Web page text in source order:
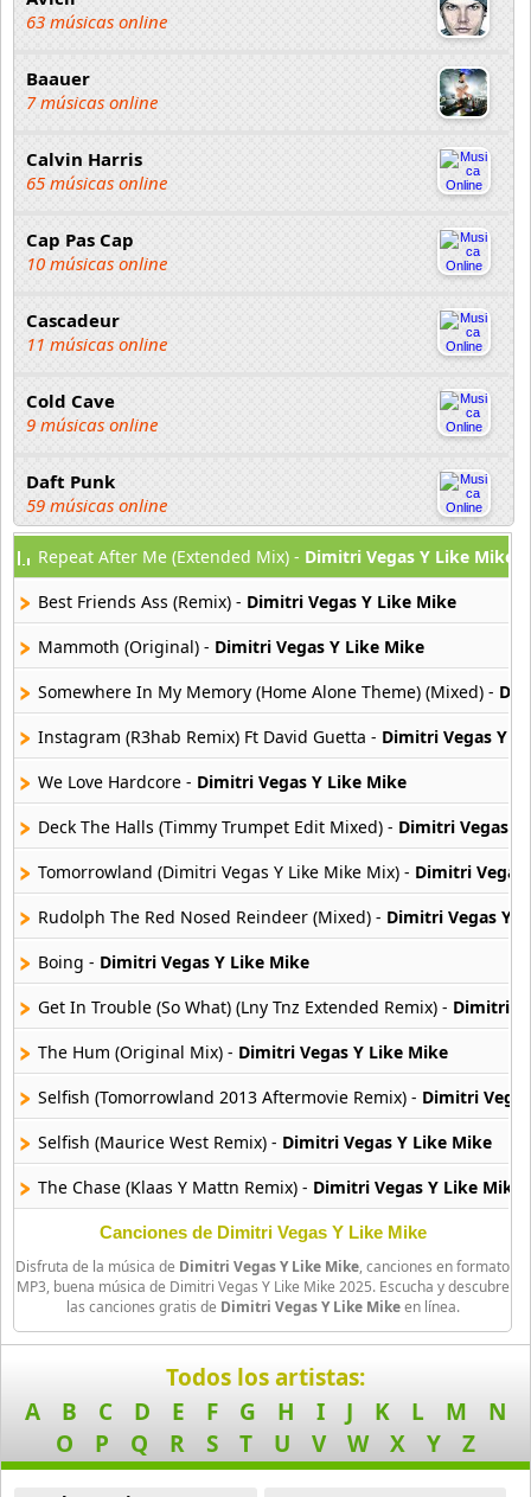
63 músicas online
Baauer
7 músicas online
Calvin Harris
65 músicas online
Cap Pas Cap
10 músicas online
Cascadeur
11 músicas online
Cold Cave
9 músicas online
Daft Punk
59 músicas online
David Guetta
162 músicas online
Deep Forest
69 músicas online
104 músicas online
DJ Snake
13 músicas online
DVBBS
18 músicas online
Front 242
19 músicas online
Galantis
20 músicas online
Gobble Gobble
6 músicas online
Kakkmaddafakka
9 músicas online
Kite Club
3 músicas online
Major Lazer
15 músicas online
Repeat After Me (Extended Mix) - Dimitri Vegas Y Like Mike
Best Friends Ass (Remix) - Dimitri Vegas Y Like Mike
Mammoth (Original) - Dimitri Vegas Y Like Mike
Somewhere In My Memory (Home Alone Theme) (Mixed) -
Instagram (R3hab Remix) Ft David Guetta - Dimitri Vegas Y
We Love Hardcore - Dimitri Vegas Y Like Mike
Deck The Halls (Timmy Trumpet Edit Mixed) - Dimitri Vegas Y
Tomorrowland (Dimitri Vegas Y Like Mike Mix) - Dimitri Vegas
Rudolph The Red Nosed Reindeer (Mixed) - Dimitri Vegas Y
Boing - Dimitri Vegas Y Like Mike
Get In Trouble (So What) (Lny Tnz Extended Remix) - Dimitri
The Hum (Original Mix) - Dimitri Vegas Y Like Mike
Selfish (Tomorrowland 2013 Aftermovie Remix) - Dimitri
Selfish (Maurice West Remix) - Dimitri Vegas Y Like Mike
The Chase (Klaas Y Mattn Remix) - Dimitri Vegas Y Like Mike
Beast (All As One) -Dimitri Vegas Y Like Mike
Instagram Ft David Guetta -Dimitri Vegas Y Like Mike
Rocking Around The Christmas Tree (Gabry Ponte Edit
Best Friends Ass (Ariel Vromen Radio Remix) -
Christmas Time -Dimitri Vegas Y Like Mike
K20 -Dimitri Vegas Y Like Mike
Canciones de Dimitri Vegas Y Like Mike
Disfruta de la música de Dimitri Vegas Y Like Mike, canciones en formato
MP3, buena música de Dimitri Vegas Y Like Mike 2025. Escucha y descubre
las canciones gratis de Dimitri Vegas Y Like Mikeen línea.
Todos los artistas:
A
B C D E F G H I J K L M
N
O
P Q R S T U V W X Y Z